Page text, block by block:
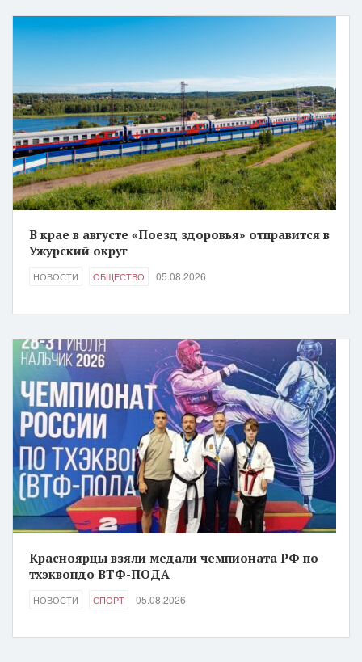
В крае в августе «Поезд здоровья» отправится в
Ужурский округ
НОВОСТИ ОБЩЕСТВО 05.08.2026
Красноярцы взяли медали чемпионата РФ по
тхэквондо ВТФ-ПОДА
НОВОСТИ СПОРТ 05.08.2026